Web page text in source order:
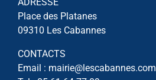
Place des Platanes
09310 Les Cabannes
CONTACTS
Email : mairie@lescabannes.com